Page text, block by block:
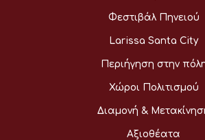
Φεστιβάλ Πηνειού
Larissa Santa City
Περιήγηση στην
Χώροι Πολιτισμού
Διαμονή &
Αξιοθέατα